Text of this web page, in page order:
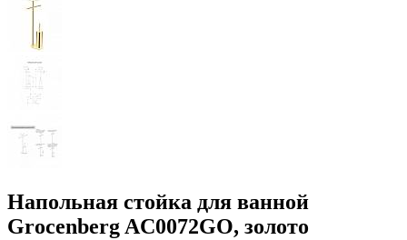
Напольная стойка для ванной
Grocenberg AC0072GO, золото